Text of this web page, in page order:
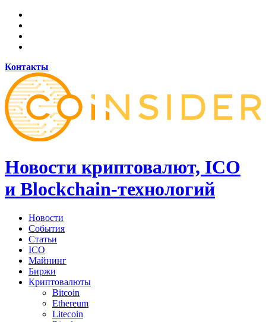
Контакты
Новости криптовалют, ICO
и Blockchain-технологий
Новости
События
Статьи
ICO
Майнинг
Биржи
Криптовалюты
Bitcoin
Ethereum
Litecoin